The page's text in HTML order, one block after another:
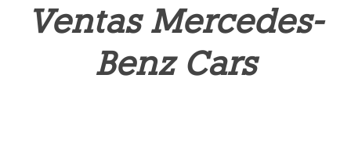
Ventas Mercedes-
Benz Cars